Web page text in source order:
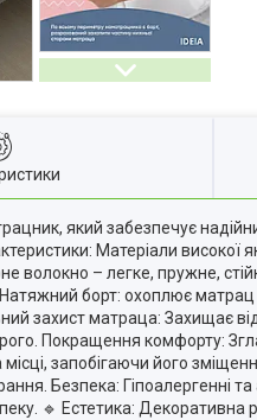
який забезпечує
Матеріали високої
волокно – легке, пружне,
борт: охоплює
захист матраца: Захищає
Покращення комфорту:
запобігаючи його
Безпека: Гіпоалергенні та
🔹 Естетика: